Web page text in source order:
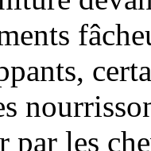
par les